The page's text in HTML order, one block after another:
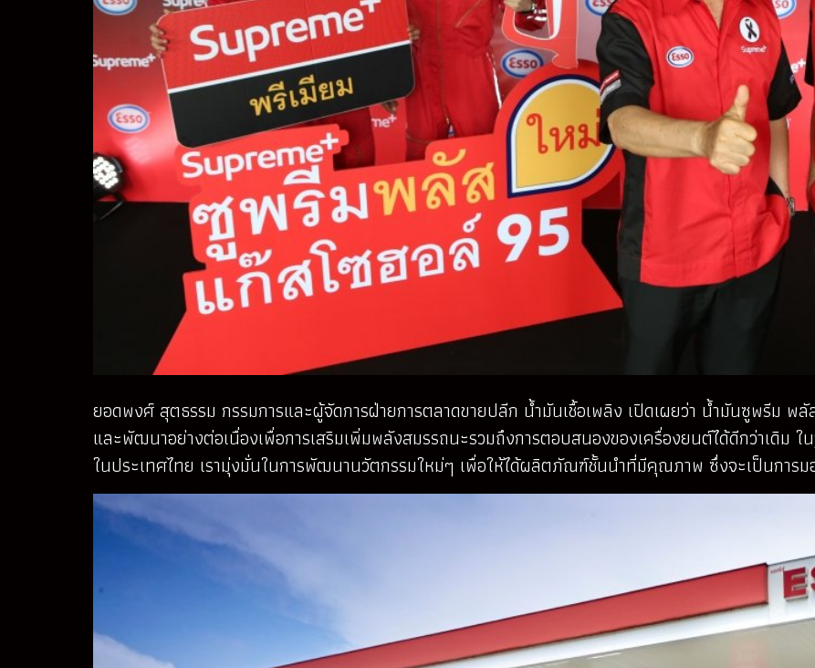
ยอดพงศ์ สุตธรรม กรรมการและผู้จัดการฝ่ายการตลาดขายปลีก น้ำมันเชื้อเพลิง เปิดเผยว่า น้ำมันซูพรีม พ
และพัฒนาอย่างต่อเนื่องเพื่อการเสริมเพิ่มพลังสมรรถนะรวมถึงการตอบสนองของเครื่องยนต์ได้ดีกว่าเดิม
ในประเทศไทย เรามุ่งมั่นในการพัฒนานวัตกรรมใหม่ๆ เพื่อให้ได้ผลิตภัณฑ์ชั้นนำที่มีคุณภาพ ซึ่งจะเป็นการม